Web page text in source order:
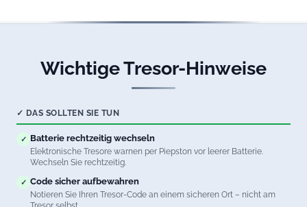
Wichtige Tresor-Hinweise
✓ DAS SOLLTEN SIE TUN
✓ Batterie rechtzeitig wechseln
Elektronische Tresore warnen per Piepston vor leerer Batterie.
Wechseln Sie rechtzeitig.
✓ Code sicher aufbewahren
Notieren Sie Ihren Tresor-Code an einem sicheren Ort – nicht am